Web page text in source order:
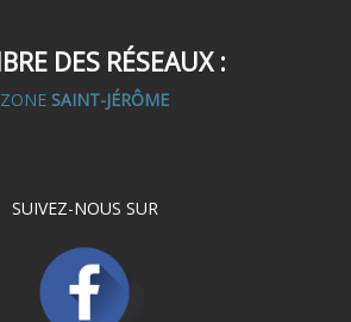
DES RÉSEAUX :
ZONE SAINT-JÉRÔME
SUIVEZ-NOUS SUR